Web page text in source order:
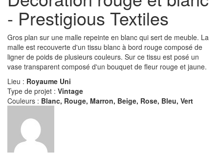
- Prestigious Textiles
Gros plan sur une malle repeinte en blanc qui sert de meuble. La
malle est recouverte d'un tissu blanc à bord rouge composé de
ligner de poids de plusieurs couleurs. Sur ce tissu est posé un
vase transparent composé d'un bouquet de fleur rouge et jaune.
Lieu : Royaume Uni
Type de projet : Vintage
Couleurs : Blanc, Rouge, Marron, Beige, Rose, Bleu, Vert